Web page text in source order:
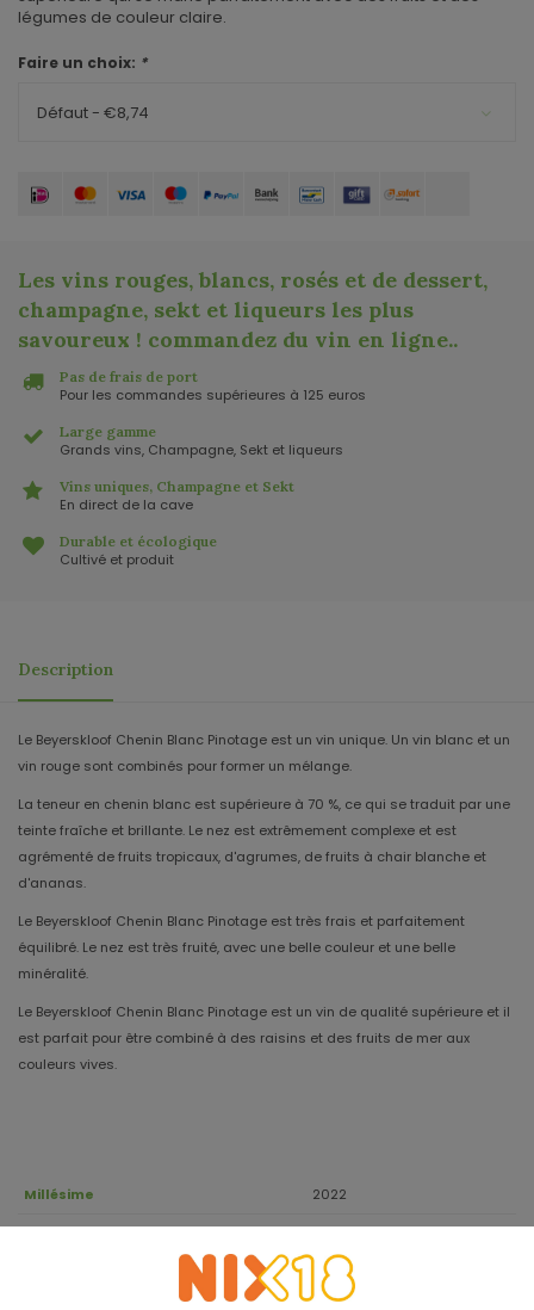
légumes de couleur claire.
Faire un choix: *
Défaut - €8,74
Les vins rouges, blancs, rosés et de dessert,
champagne, sekt et liqueurs les plus
savoureux ! commandez du vin en ligne..
Pas de frais de port
Pour les commandes supérieures à 125 euros
Large gamme
Grands vins, Champagne, Sekt et liqueurs
Vins uniques, Champagne et Sekt
En direct de la cave
Durable et écologique
Cultivé et produit
Description
Le Beyerskloof Chenin Blanc Pinotage est un vin unique. Un vin blanc et un
vin rouge sont combinés pour former un mélange.
La teneur en chenin blanc est supérieure à 70 %, ce qui se traduit par une
teinte fraîche et brillante. Le nez est extrêmement complexe et est
agrémenté de fruits tropicaux, d'agrumes, de fruits à chair blanche et
d'ananas.
Le Beyerskloof Chenin Blanc Pinotage est très frais et parfaitement
équilibré. Le nez est très fruité, avec une belle couleur et une belle
minéralité.
Le Beyerskloof Chenin Blanc Pinotage est un vin de qualité supérieure et il
est parfait pour être combiné à des raisins et des fruits de mer aux
couleurs vives.
Millésime 2022
71% Chenin Blanc, 29%
Pinotage